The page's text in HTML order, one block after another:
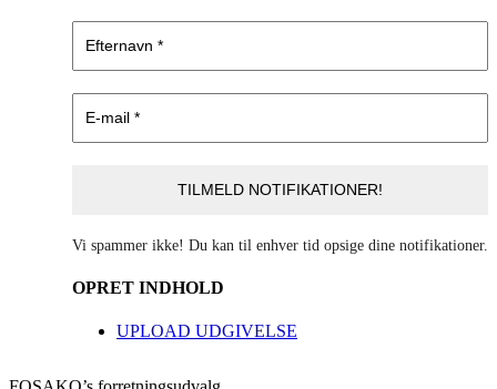
Vi spammer ikke! Du kan til enhver tid opsige dine notifikationer.
OPRET INDHOLD
UPLOAD UDGIVELSE